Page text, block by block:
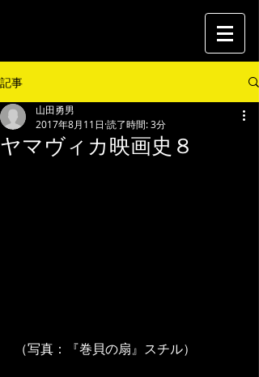
記事
ヤマヴィカ映画史８
山田勇男
2017年8月11日 読了時間: 3分
（写真：『巻貝の扇』スチル）